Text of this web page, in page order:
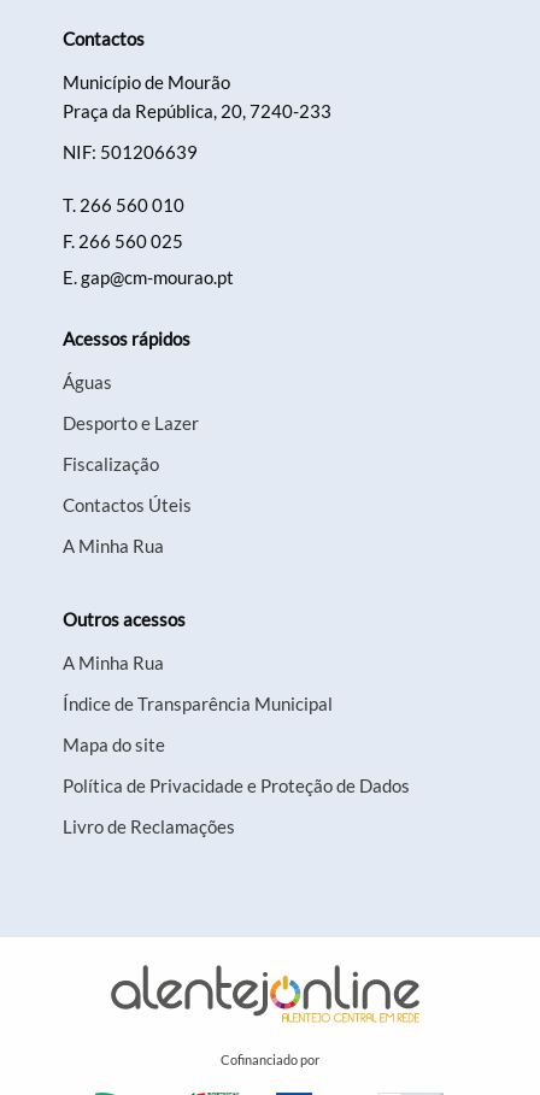
Contactos
Município de Mourão
Praça da República, 20, 7240-233
NIF: 501206639
T. 266 560 010
F. 266 560 025
E.gap@cm-mourao.pt
Acessos rápidos
Águas
Desporto e Lazer
Fiscalização
Contactos Úteis
A Minha Rua
Outros acessos
A Minha Rua
Índice de Transparência Municipal
Mapa do site
Política de Privacidade e Proteção de Dados
Livro de Reclamações
Cofinanciado por